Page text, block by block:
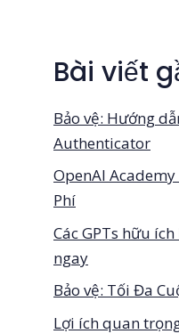
Bài viết
Bảo vệ: Hướng
Authenticator
OpenAI
Phí
Các GPTs hữu
ngay
Bảo vệ: Tối Đa
Lợi ích quan